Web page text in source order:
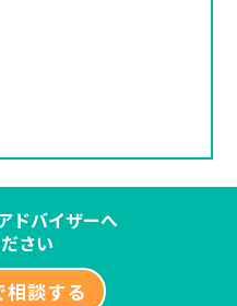
ドバイザーへ
さい
相談する